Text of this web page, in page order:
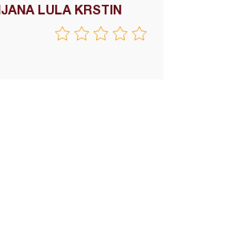
LULA KRSTIN